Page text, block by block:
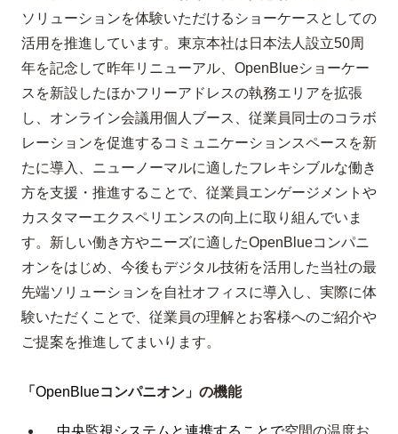
ソリューションを体験いただけるショーケースとしての
活用を推進しています。東京本社は日本法人設立50周
年を記念して昨年リニューアル、OpenBlueショーケー
スを新設したほかフリーアドレスの執務エリアを拡張
し、オンライン会議用個人ブース、従業員同士のコラボ
レーションを促進するコミュニケーションスペースを新
たに導入、ニューノーマルに適したフレキシブルな働き
方を支援・推進することで、従業員エンゲージメントや
カスタマーエクスペリエンスの向上に取り組んでいま
す。新しい働き方やニーズに適したOpenBlueコンパニ
オンをはじめ、今後もデジタル技術を活用した当社の最
先端ソリューションを自社オフィスに導入し、実際に体
験いただくことで、従業員の理解とお客様へのご紹介や
ご提案を推進してまいります。
「 OpenBlueコンパニオン」の機能
中央監視システムと連携することで空間の温度お